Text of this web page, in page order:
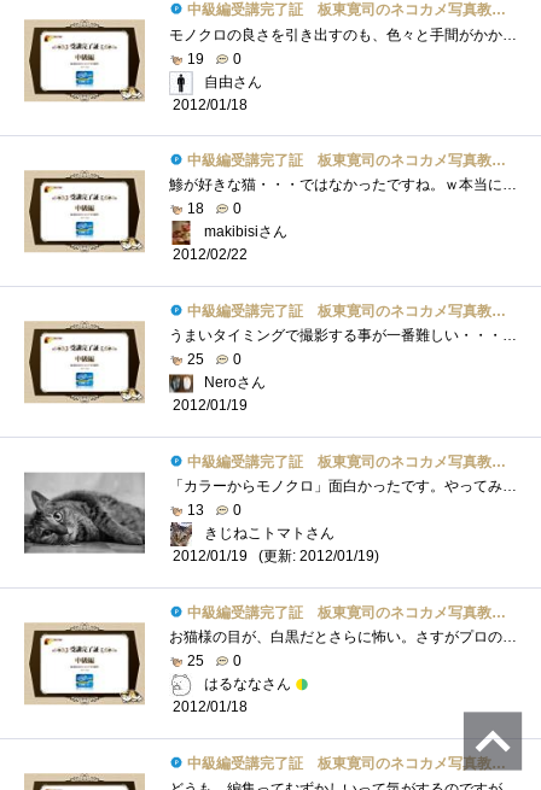
中級編受講完了証 板東寛司のネコカメ写真教室パート2
モノクロの良さを引き出すのも、色々と手間がかかるんだな～デジカメのモノクロモードで撮影した場合と比較して実施に仕上がりに差が出るの�...
19
0
自由さん
2012/01/18
中級編受講完了証 板東寛司のネコカメ写真教室パート2
鯵が好きな猫・・・ではなかったですね。ｗ本当に、いろいろな表情が見れて癒されます。＾＾モノクロの写真も、とってもいいですね！
18
0
makibisiさん
2012/02/22
中級編受講完了証 板東寛司のネコカメ写真教室パート2
うまいタイミングで撮影する事が一番難しい・・・＞＜お金を気にせず撮影できるデジカメ時代より前は大変だったろうな・・・。
25
0
Neroさん
2012/01/19
中級編受講完了証 板東寛司のネコカメ写真教室パート2
「カラーからモノクロ」面白かったです。やってみたい。「スライドの再生時間は3秒前後・枚数は10枚から30枚程度」こういう具体的なアドバイス...
13
0
きじねこトマトさん
2012/01/19
(更新: 2012/01/19)
中級編受講完了証 板東寛司のネコカメ写真教室パート2
お猫様の目が、白黒だとさらに怖い。さすがプロの写真です。（白黒は非常に冷たいイメージ）最後のにこやかな（眠そうな）目は、好きです。
25
0
はるななさん
2012/01/18
中級編受講完了証 板東寛司のネコカメ写真教室パート2